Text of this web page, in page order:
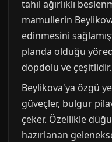
tahıl ağırlıklı
mamullerin
edinmesini
planda olduğu
dopdolu ve çeşitlidir.
Beylikova'ya özgü
güveçler, bulgur
çeker. Özellikle
hazırlanan